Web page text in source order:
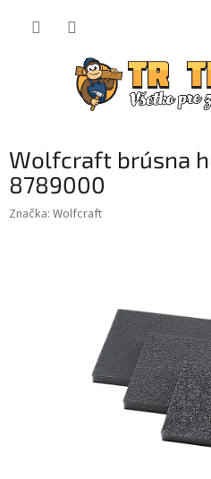
Wolfcraft brúsna
8789000
Značka: Wolfcraft